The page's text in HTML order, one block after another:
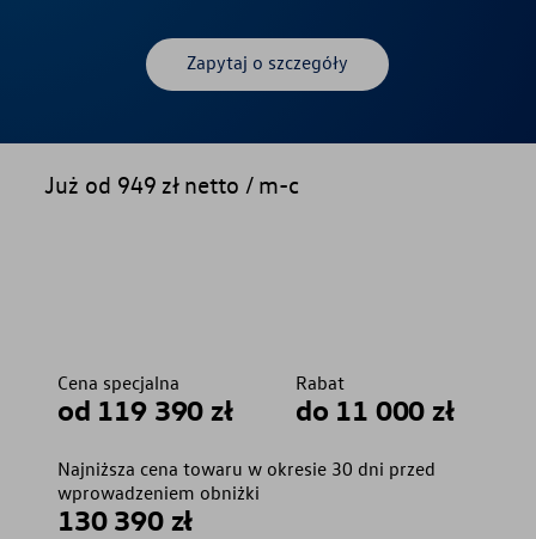
Zapytaj o szczegóły
Już od 949 zł netto / m-c⁠
Cena specjalna
od 119 390 zł
Rabat
do 11 000 zł
Najniższa cena towaru w okresie 30 dni przed
wprowadzeniem obniżki
130 390 zł